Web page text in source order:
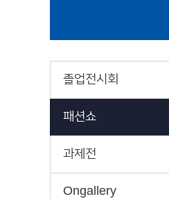
졸업전시회
패션쇼
과제전
Ongallery